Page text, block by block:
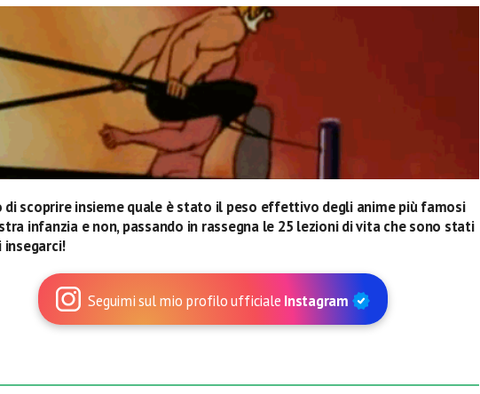
di scoprire insieme quale è stato il peso effettivo degli anime più famosi
infanzia e non, passando in rassegna le 25 lezioni di vita che sono stati
insegarci!
Seguimi sul mio profilo ufficiale Instagram